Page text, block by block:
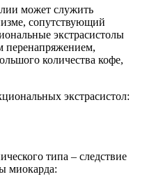
может служить
сопутствующий
экстрасистолы
перенапряжением,
количества кофе,
экстрасистол:
типа – следствие
миокарда: